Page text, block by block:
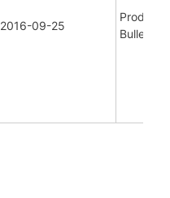
2016-09-25
Product
Bulletin